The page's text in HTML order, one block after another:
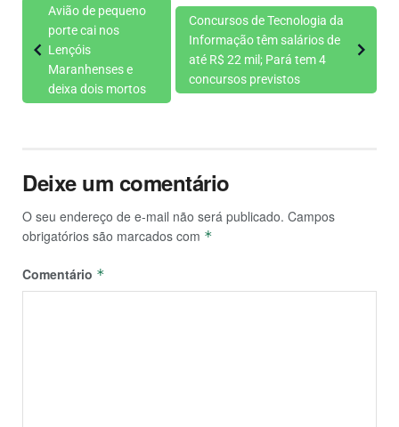
Avião de pequeno
porte cai nos
Lençóis
Maranhenses e
deixa dois mortos
Concursos de Tecnologia da
Informação têm salários de
até R$ 22 mil; Pará tem 4
concursos previstos
Deixe um comentário
O seu endereço de e-mail não será publicado. Campos
obrigatórios são marcados com *
Comentário *